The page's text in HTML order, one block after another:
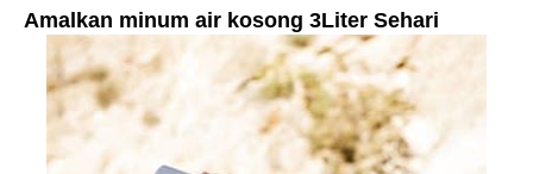
Amalkan minum air kosong 3Liter Sehari